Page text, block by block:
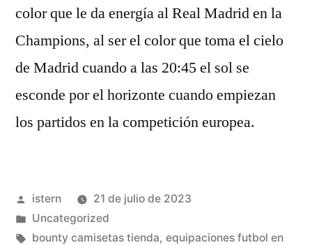
color que le da energía al Real Madrid en la
Champions, al ser el color que toma el cielo
de Madrid cuando a las 20:45 el sol se
esconde por el horizonte cuando empiezan
los partidos en la competición europea.
Publicado
por
istern
21 de julio de 2023
Publicado
en
Uncategorized
Etiquetas:
bounty camisetas tienda, equipaciones futbol en